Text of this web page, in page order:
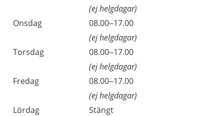
(ej helgdagar)
Onsdag
08.00–17.00
(ej helgdagar)
Torsdag
08.00–17.00
(ej helgdagar)
Fredag
08.00–17.00
(ej helgdagar)
Lördag
Stängt